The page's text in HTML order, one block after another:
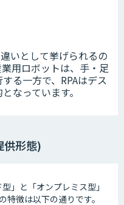
いとして挙げられるの
用ロボットは、手・足
る一方で、RPAはデス
なっています。
供形態)
」と「オンプレミス型」
徴は以下の通りです。